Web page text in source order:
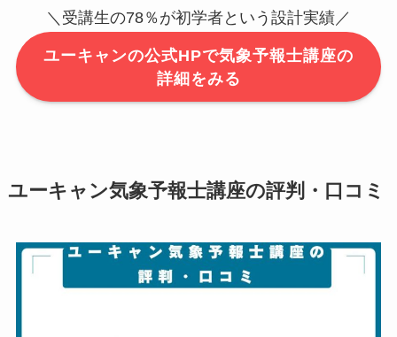
＼受講生の78％が初学者という設計実績／
ユーキャンの公式HPで気象予報士講座の
詳細をみる
ユーキャン気象予報士講座の評判・口コミ